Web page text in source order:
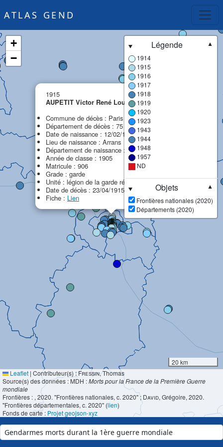
ATLAS GEND
1915
AUPETIT Victor René Louis
Commune de décès : Paris
Département de décès : 75 - Paris (ex Seine)
Date de naissance : 12/02/1885
Lieu de naissance : Arrans
Département de naissance : 21 - Côte-d'Or
Année de classe : 1905
Matricule : 906
Grade : garde
Unité : légion de la garde républicaine (LGR)
Date de décès : 23/04/1915
Fiche : Lien
+
−
Légende
▼
1914
1915
1916
1917
1918
1919
1920
1923
1943
1944
1948
1957
ND
Objets
▼
Frontières nationales (2020)
Départements (2020)
20 km
Leaflet | Contributeur(s) :Fressin, Thomas
Source(s) des données : MDH :Morts pour la France de la Première Guerre
mondiale
Frontières : , 2020. "Frontières nationales, c. 2020" ; David, Grégoire, 2020.
"Frontières départementales, c. 2020" (lien)
Fonds de carte : Projet geojson-xyz